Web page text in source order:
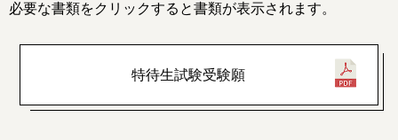
必要な書類をクリックすると書類が表示されます。
特待生試験受験願